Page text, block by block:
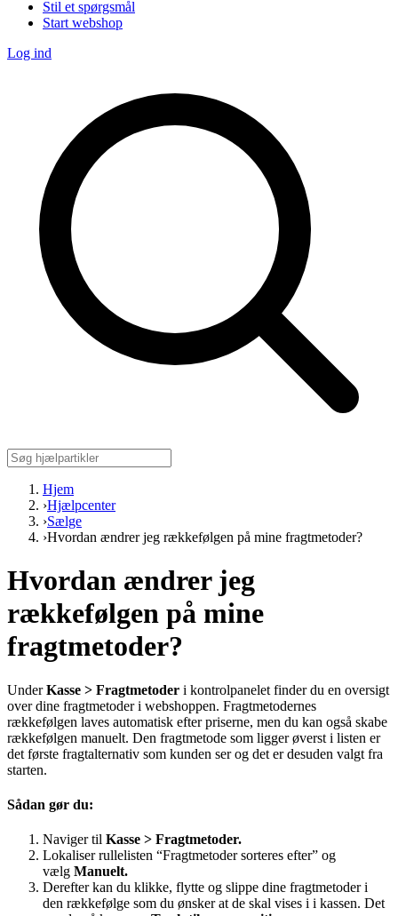
Stil et spørgsmål
Start webshop
Log ind
Hjem
›Hjælpcenter
›Sælge
›Hvordan ændrer jeg rækkefølgen på mine fragtmetoder?
Hvordan ændrer jeg
rækkefølgen på mine
fragtmetoder?
UnderKasse > Fragtmetoder i kontrolpanelet finder du en oversigt
over dine fragtmetoder i webshoppen. Fragtmetodernes
rækkefølgen laves automatisk efter priserne, men du kan også skabe
rækkefølgen manuelt. Den fragtmetode som ligger øverst i listen er
det første fragtalternativ som kunden ser og det er desuden valgt fra
starten.
Sådan gør du:
Naviger til Kasse > Fragtmetoder.
Lokaliser rullelisten “Fragtmetoder sorteres efter” og
vælg Manuelt.
Derefter kan du klikke, flytte og slippe dine fragtmetoder i
den rækkefølge som du ønsker at de skal vises i i kassen. Det